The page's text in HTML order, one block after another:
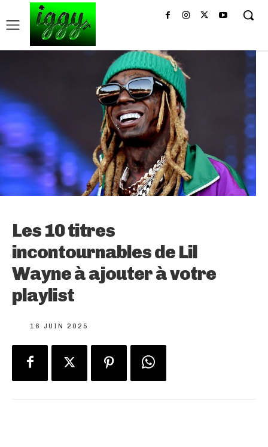
Les 10 titres
incontournables de Lil
Wayne à ajouter à votre
playlist
16 JUIN 2025